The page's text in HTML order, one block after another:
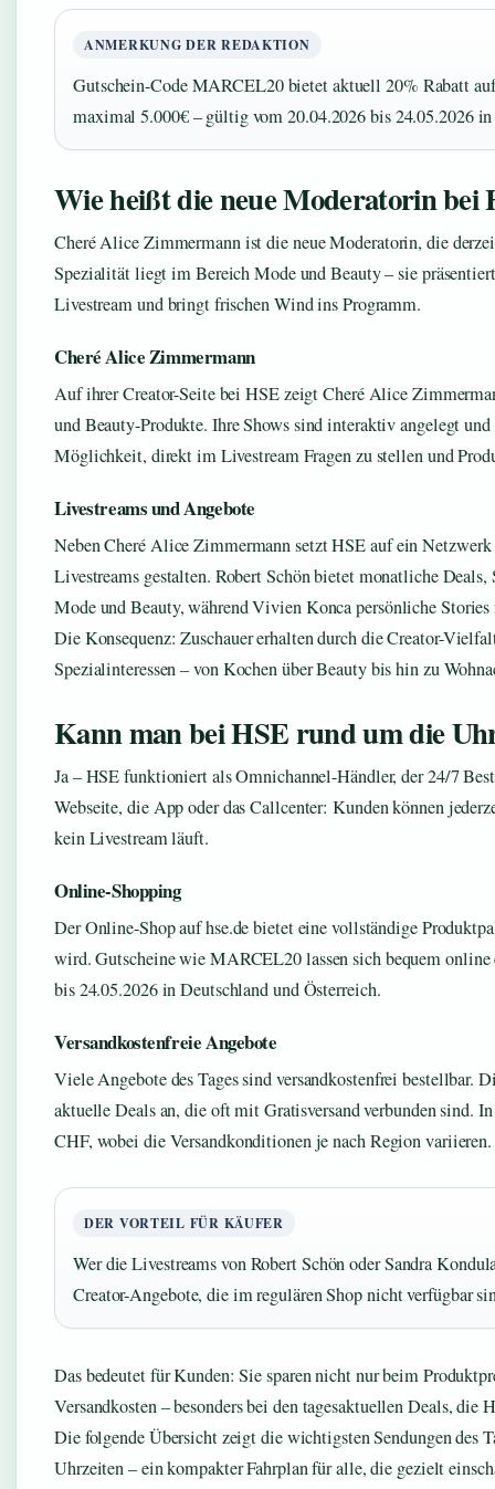
ANMERKUNG DER REDAKTION
Gutschein-Code MARCEL20 bietet aktuell 20% Rabatt
maximal 5.000€ – gültig vom 20.04.2026 bis 24.05.2026
Wie heißt die neue Moderatorin bei
Cheré Alice Zimmermann ist die neue Moderatorin, die
Spezialität liegt im Bereich Mode und Beauty – sie
Livestream und bringt frischen Wind ins Programm.
Cheré Alice Zimmermann
Auf ihrer Creator-Seite bei HSE zeigt Cheré Alice
und Beauty-Produkte. Ihre Shows sind interaktiv angelegt
Möglichkeit, direkt im Livestream Fragen zu stellen und
Livestreams und Angebote
Neben Cheré Alice Zimmermann setzt HSE auf ein Netzwerk
Livestreams gestalten. Robert Schön bietet monatliche
Mode und Beauty, während Vivien Konca persönliche
Die Konsequenz: Zuschauer erhalten durch die Creator-
Spezialinteressen – von Kochen über Beauty bis hin zu
Kann man bei HSE rund um die
Ja – HSE funktioniert als Omnichannel-Händler, der 24/7
Webseite, die App oder das Callcenter: Kunden können
kein Livestream läuft.
Online-Shopping
Der Online-Shop auf hse.de bietet eine vollständige
wird. Gutscheine wie MARCEL20 lassen sich bequem
bis 24.05.2026 in Deutschland und Österreich.
Versandkostenfreie Angebote
Viele Angebote des Tages sind versandkostenfrei bestellbar.
aktuelle Deals an, die oft mit Gratisversand verbunden sind.
CHF, wobei die Versandkonditionen je nach Region variieren.
DER VORTEIL FÜR KÄUFER
Wer die Livestreams von Robert Schön oder Sandra
Creator-Angebote, die im regulären Shop nicht verfügbar
Das bedeutet für Kunden: Sie sparen nicht nur beim
Versandkosten – besonders bei den tagesaktuellen Deals, die
Die folgende Übersicht zeigt die wichtigsten Sendungen des
Uhrzeiten – ein kompakter Fahrplan für alle, die gezielt